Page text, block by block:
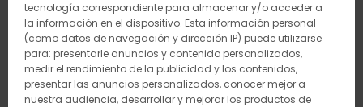
tecnología correspondiente para almacenar y/o acceder a
la información en el dispositivo. Esta información personal
(como datos de navegación y dirección IP) puede utilizarse
para: presentarle anuncios y contenido personalizados,
medir el rendimiento de la publicidad y los contenidos,
presentar las anuncios personalizados, conocer mejor a
nuestra audiencia, desarrollar y mejorar los productos de